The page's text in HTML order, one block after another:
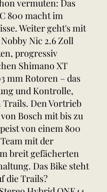
vermuten: Das
800 macht im
Weiter geht's mit
Nic 2.6 Zoll
progressiv
Shimano XT
mm Rotoren – das
und Kontrolle,
Trails. Den Vortrieb
Bosch mit bis zu
von einem 800
mit der
breit gefächerten
Das Bike steht
die Trails?